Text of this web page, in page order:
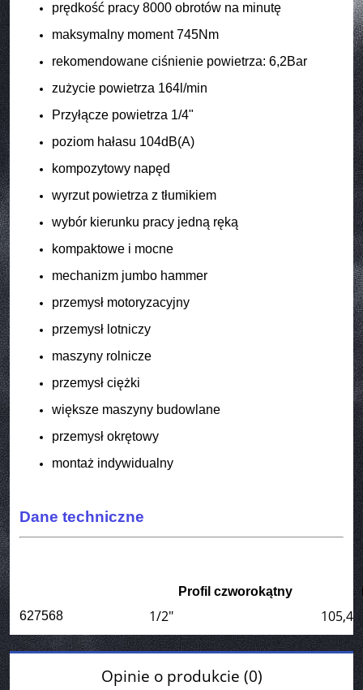
prędkość pracy 8000 obrotów na minutę
maksymalny moment 745Nm
rekomendowane ciśnienie powietrza: 6,2Bar
zużycie powietrza 164l/min
Przyłącze powietrza 1/4"
poziom hałasu 104dB(A)
kompozytowy napęd
wyrzut powietrza z tłumikiem
wybór kierunku pracy jedną ręką
kompaktowe i mocne
mechanizm jumbo hammer
przemysł motoryzacyjny
przemysł lotniczy
maszyny rolnicze
przemysł ciężki
większe maszyny budowlane
przemysł okrętowy
montaż indywidualny
Dane techniczne
Profil czworokątny
627568
1/2" 105,4
Opinie o produkcie (0)